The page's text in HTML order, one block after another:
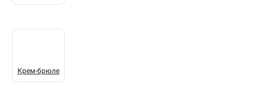
Крем-брюле